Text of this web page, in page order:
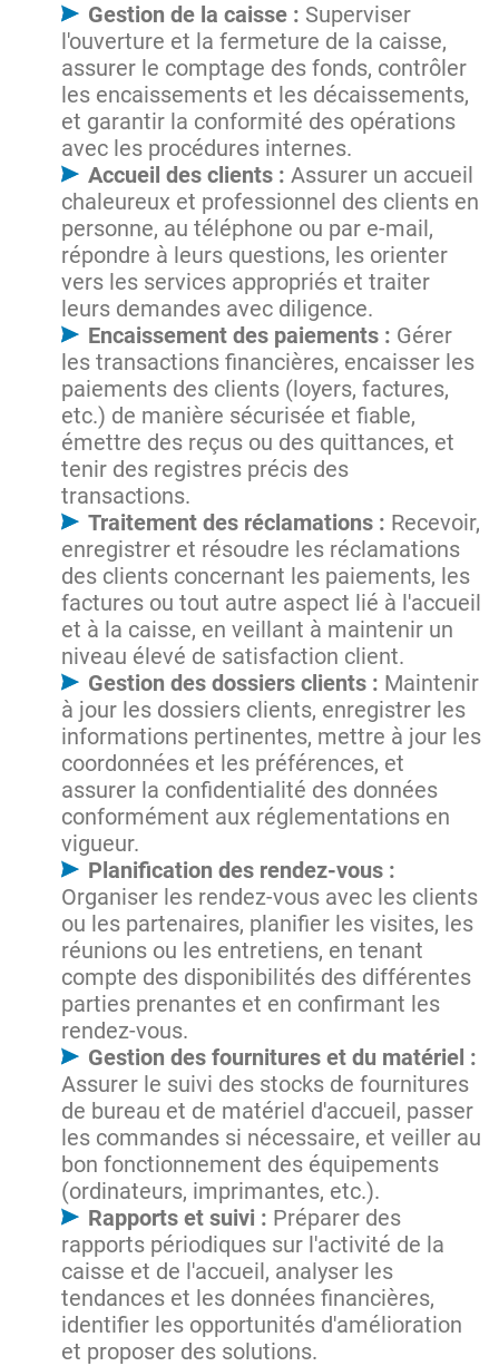
Gestion de la caisse : Superviser
l'ouverture et la fermeture de la caisse,
assurer le comptage des fonds, contrôler
les encaissements et les décaissements,
et garantir la conformité des opérations
avec les procédures internes.
Accueil des clients : Assurer un accueil
chaleureux et professionnel des clients en
personne, au téléphone ou par e-mail,
répondre à leurs questions, les orienter
vers les services appropriés et traiter
leurs demandes avec diligence.
Encaissement des paiements : Gérer
les transactions financières, encaisser les
paiements des clients (loyers, factures,
etc.) de manière sécurisée et fiable,
émettre des reçus ou des quittances, et
tenir des registres précis des
transactions.
Traitement des réclamations : Recevoir,
enregistrer et résoudre les réclamations
des clients concernant les paiements, les
factures ou tout autre aspect lié à l'accueil
et à la caisse, en veillant à maintenir un
niveau élevé de satisfaction client.
Gestion des dossiers clients : Maintenir
à jour les dossiers clients, enregistrer les
informations pertinentes, mettre à jour les
coordonnées et les préférences, et
assurer la confidentialité des données
conformément aux réglementations en
vigueur.
Planification des rendez-vous :
Organiser les rendez-vous avec les clients
ou les partenaires, planifier les visites, les
réunions ou les entretiens, en tenant
compte des disponibilités des différentes
parties prenantes et en confirmant les
rendez-vous.
Gestion des fournitures et du matériel :
Assurer le suivi des stocks de fournitures
de bureau et de matériel d'accueil, passer
les commandes si nécessaire, et veiller au
bon fonctionnement des équipements
(ordinateurs, imprimantes, etc.).
Rapports et suivi : Préparer des
rapports périodiques sur l'activité de la
caisse et de l'accueil, analyser les
tendances et les données financières,
identifier les opportunités d'amélioration
et proposer des solutions.